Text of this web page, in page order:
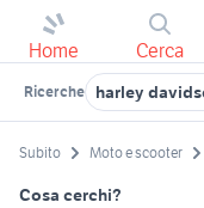
Home Cerca
Ricerche harley
Subito Moto e scooter
Cosa cerchi?